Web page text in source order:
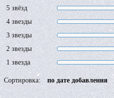
5 звёзд
4 звезды
3 звезды
2 звезды
1 звезда
Сортировка: по дате добавления